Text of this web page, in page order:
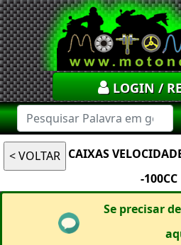
LOGIN /
CAIXAS
-100CC
Se precisar